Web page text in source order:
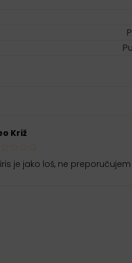
Križ
je jako loš, ne preporučujem